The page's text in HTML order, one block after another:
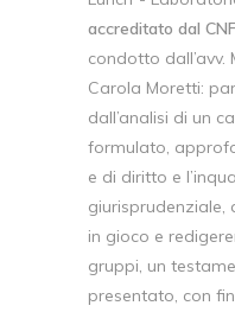
accreditato dal
condotto dall’avv.
Carola Moretti:
dall’analisi di un
formulato,
e di diritto e
giurisprudenziale,
in gioco e
gruppi, un
presentato, con